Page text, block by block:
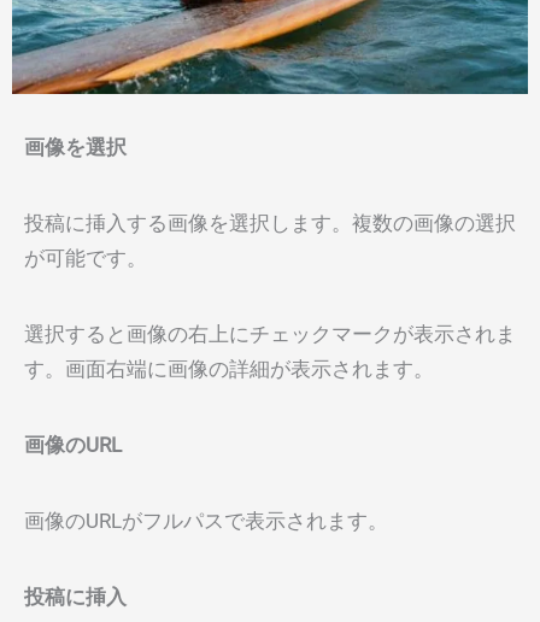
画像を選択
投稿に挿入する画像を選択します。複数の画像の選択
が可能です。
選択すると画像の右上にチェックマークが表示されま
す。画面右端に画像の詳細が表示されます。
画像のURL
画像のURLがフルパスで表示されます。
投稿に挿入